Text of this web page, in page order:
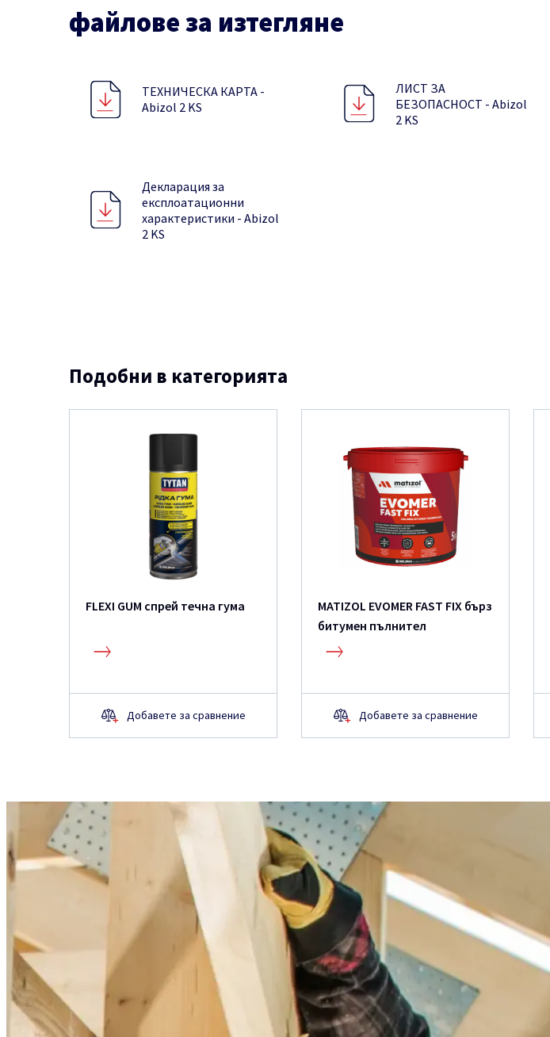
файлове за изтегляне
ТЕХНИЧЕСКА КАРТА -
Abizol 2 KS
ЛИСТ ЗА
БЕЗОПАСНОСТ - Abizol
2 KS
Декларация за
експлоатационни
характеристики - Abizol
2 KS
Подобни в категорията
FLEXI GUM спрей течна гума
Добавете за сравнение
MATIZOL EVOMER FAST FIX бърз
битумен пълнител
Добавете за сравнение
Искате ли да научите повече за
продукта?
Не открихте търсената информация на уебсайта,
искате ли да научите повече?
Изпратете Вашето запитване и наш представител ще
се свърже с Вас